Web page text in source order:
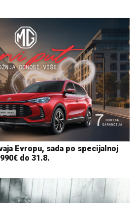
Evropu, sada po specijalnoj
do 31.8.